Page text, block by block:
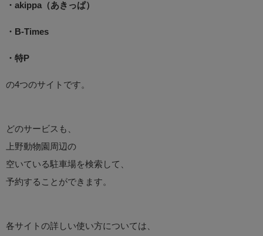
・akippa（あきっぱ）
・B-Times
・特P
の4つのサイトです。
どのサービスも、
上野動物園周辺の
空いている駐車場を検索して、
予約することができます。
各サイトの詳しい使い方については、